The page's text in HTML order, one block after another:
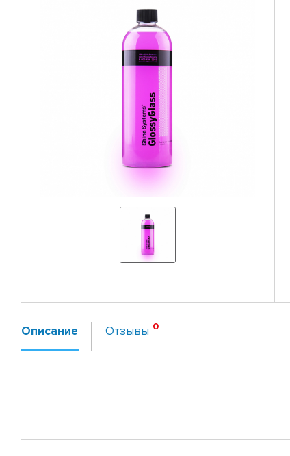
Описание Отзывы